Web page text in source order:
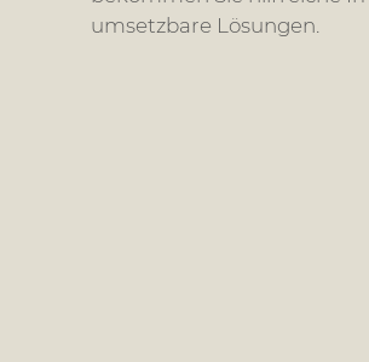
umsetzbare Lösungen.